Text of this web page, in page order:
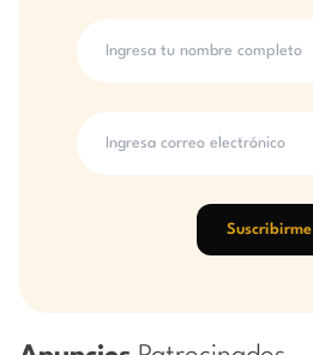
Suscribirme